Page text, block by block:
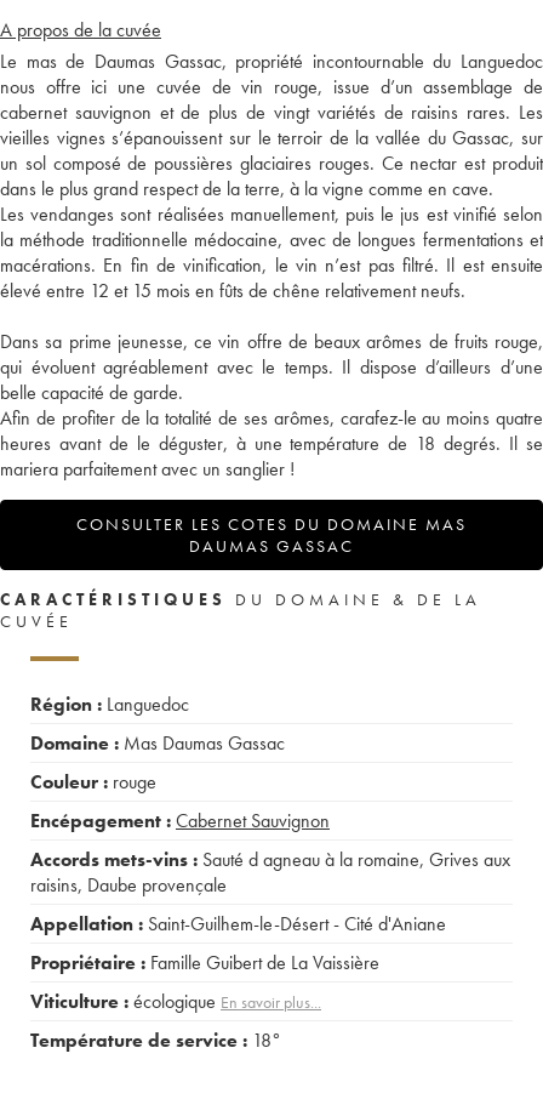
A propos de la cuvée
Le mas de Daumas Gassac, propriété incontournable du Languedoc
nous offre ici une cuvée de vin rouge, issue d’un assemblage de
cabernet sauvignon et de plus de vingt variétés de raisins rares. Les
vieilles vignes s’épanouissent sur le terroir de la vallée du Gassac, sur
un sol composé de poussières glaciaires rouges. Ce nectar est produit
dans le plus grand respect de la terre, à la vigne comme en cave.
Les vendanges sont réalisées manuellement, puis le jus est vinifié selon
la méthode traditionnelle médocaine, avec de longues fermentations et
macérations. En fin de vinification, le vin n’est pas filtré. Il est ensuite
élevé entre 12 et 15 mois en fûts de chêne relativement neufs.
Dans sa prime jeunesse, ce vin offre de beaux arômes de fruits rouge,
qui évoluent agréablement avec le temps. Il dispose d’ailleurs d’une
belle capacité de garde.
Afin de profiter de la totalité de ses arômes, carafez-le au moins quatre
heures avant de le déguster, à une température de 18 degrés. Il se
mariera parfaitement avec un sanglier !
CONSULTER LES COTES DU DOMAINE MAS
DAUMAS GASSAC
CARACTÉRISTIQUES
DU DOMAINE & DE LA
CUVÉE
Région : Languedoc
Domaine : Mas Daumas Gassac
Couleur : rouge
Encépagement :Cabernet Sauvignon
Accords mets-vins : Sauté d agneau à la romaine, Grives aux
raisins, Daube provençale
Appellation : Saint-Guilhem-le-Désert - Cité d'Aniane
Propriétaire : Famille Guibert de La Vaissière
Viticulture :écologique En savoir plus...
Température de service : 18°